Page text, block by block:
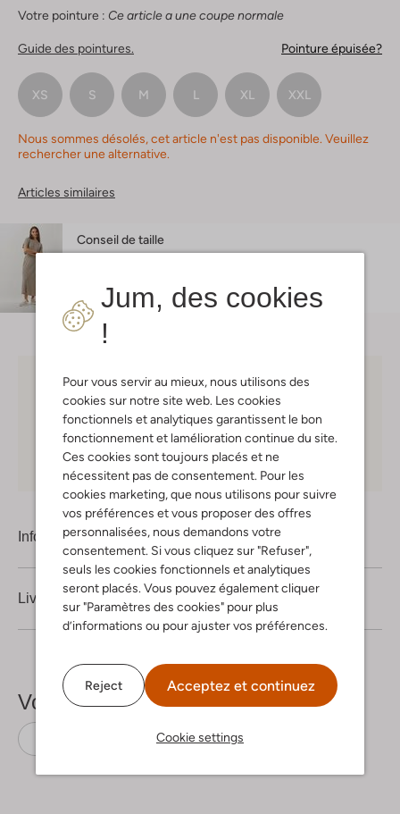
Jum, des cookies
!
Pour vous servir au mieux, nous utilisons des
cookies sur notre site web. Les cookies
fonctionnels et analytiques garantissent le bon
fonctionnement et lamélioration continue du site.
Ces cookies sont toujours placés et ne
nécessitent pas de consentement. Pour les
cookies marketing, que nous utilisons pour suivre
vos préférences et vous proposer des offres
personnalisées, nous demandons votre
consentement. Si vous cliquez sur "Refuser",
seuls les cookies fonctionnels et analytiques
seront placés. Vous pouvez également cliquer
sur "Paramètres des cookies" pour plus
d’informations ou pour ajuster vos préférences.
Reject Acceptez et continuez
Cookie settings
Votre pointure : Ce article a une coupe normale
Guide des pointures. Pointure épuisée?
XS S M L XL XXL
Nous sommes désolés, cet article n'est pas disponible. Veuillez
rechercher une alternative.
Articles similaires
Conseil de taille
Choisissez vous-même votre moment de livraison
30 joursde retours
Shopping en ligne en toute sécurité
Information produit
Livraison & retours
Voir plus
Moscow Ecovero Viscose